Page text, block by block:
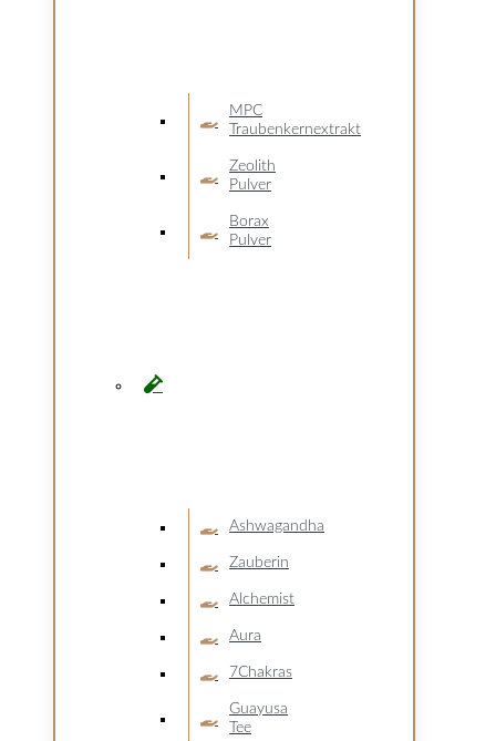
MPC
Traubenkernextrakt
Zeolith
Pulver
Borax
Pulver
Ashwagandha
Zauberin
Alchemist
Aura
7Chakras
Guayusa
Tee